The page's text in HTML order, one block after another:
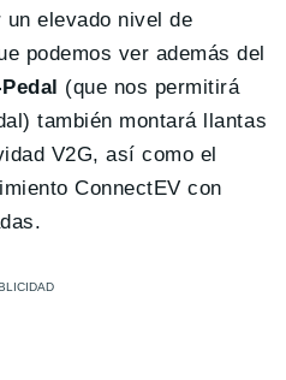
elevado nivel de
podemos ver además del
(que nos permitirá
también montará llantas
V2G, así como el
ConnectEV con